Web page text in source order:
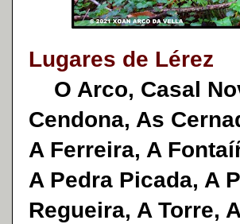
Lugares de Lérez
O Arco, Casal
Cendona, As
A Ferreira, A
A Pedra Picada, A
Regueira, A Torre,